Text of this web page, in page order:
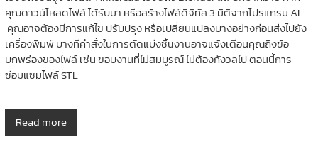
คุณดาวน์โหลดไฟล์ ได้รับมา หรือสร้างไฟล์ดิจิทัล 3 มิติจากโปรแกรม AI
คุณอาจต้องมีการแก้ไข ปรับปรุง หรือเปลี่ยนแปลงบางอย่างก่อนส่งไปยัง
เครื่องพิมพ์ บางทีคำสั่งในการตัดแบ่งชิ้นงานอาจแจ้งเตือนคุณถึงข้อ
บกพร่องของไฟล์ เช่น ขอบงานที่ไม่สมบูรณ์ ไม่ต้องกังวลไป ตอนนี้การ
ซ่อมแซมไฟล์ STL
Read more